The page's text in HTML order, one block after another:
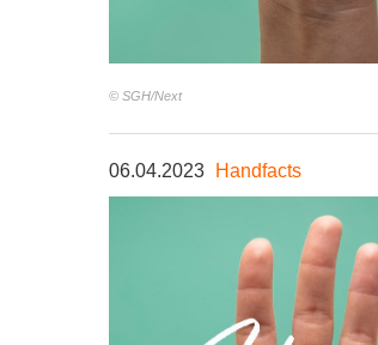
© SGH/Next
06.04.2023 Handfacts